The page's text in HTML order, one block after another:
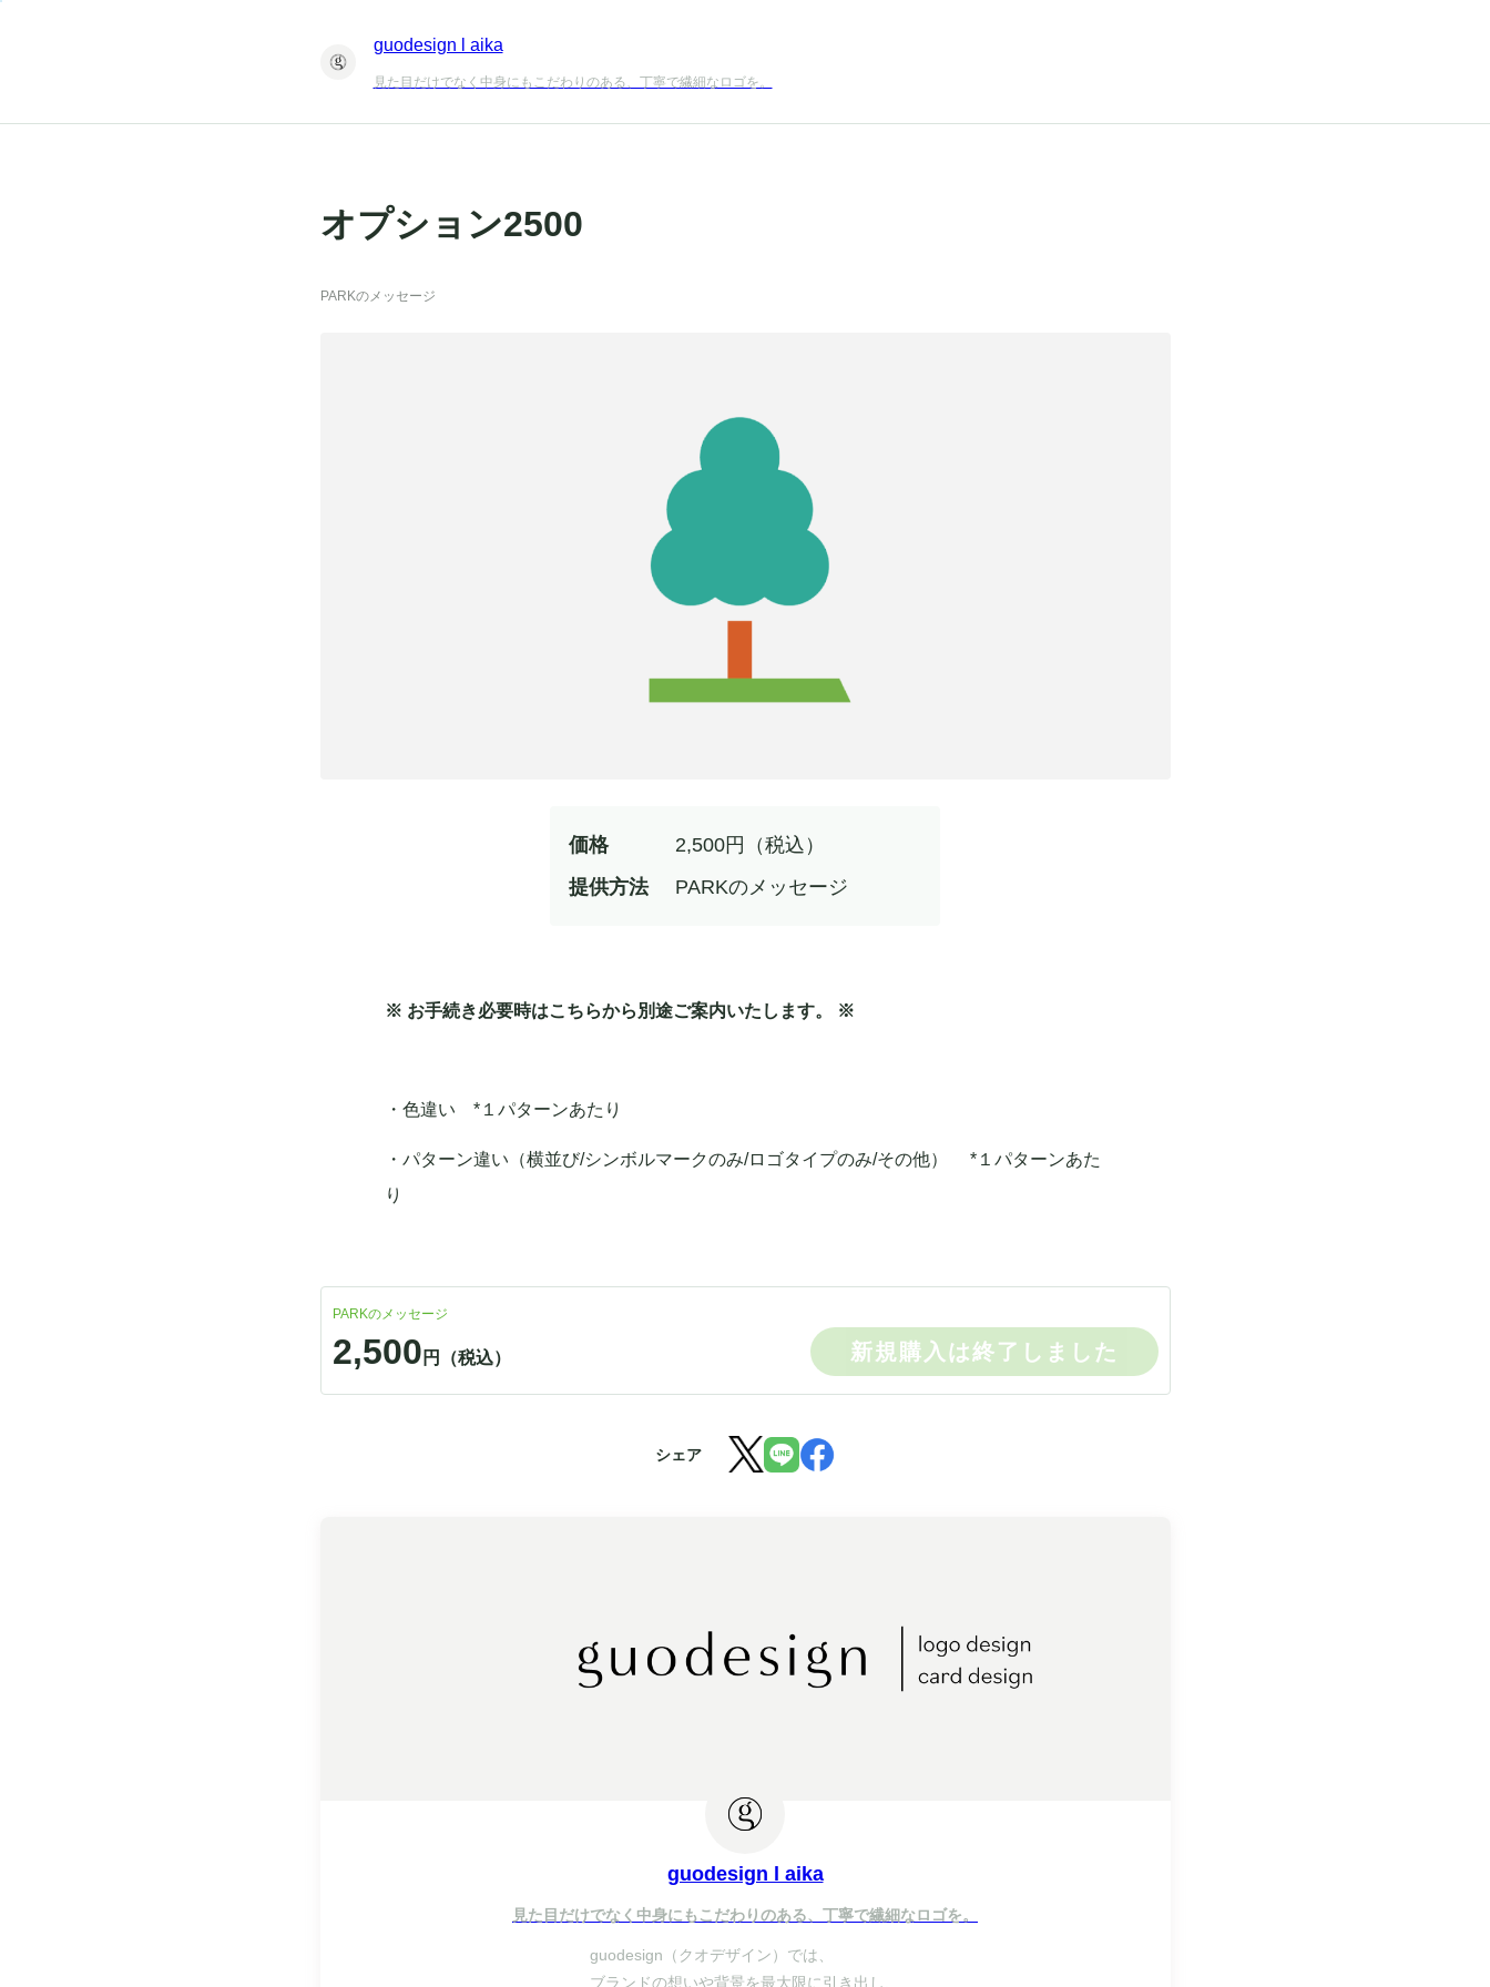
guodesign l aika
見た目だけでなく中身にもこだわりのある、丁寧で繊細なロゴを。
オプション2500
PARKのメッセージ
価格 2,500円（税込）
提供方法
PARKのメッセージ
※ お手続き必要時はこちらから別途ご案内いたします。 ※
・色違い *１パターンあたり
・パターン違い（横並び/シンボルマークのみ/ロゴタイプのみ/その他） *１パターンあた
り
PARKのメッセージ
2,500 円（税込） 新規購入は終了しました
シェア
guodesign l aika
見た目だけでなく中身にもこだわりのある、丁寧で繊細なロゴを。
guodesign（クオデザイン）では、
ブランドの想いや背景を最大限に引き出し、